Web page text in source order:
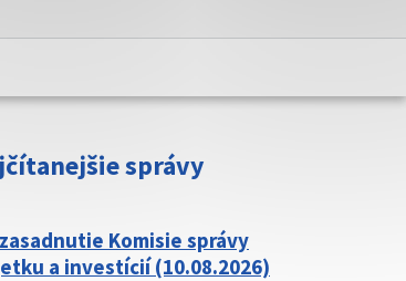
stránka vždy začína
sídla.
správy
Komisie správy
a investícií (10.08.2026)